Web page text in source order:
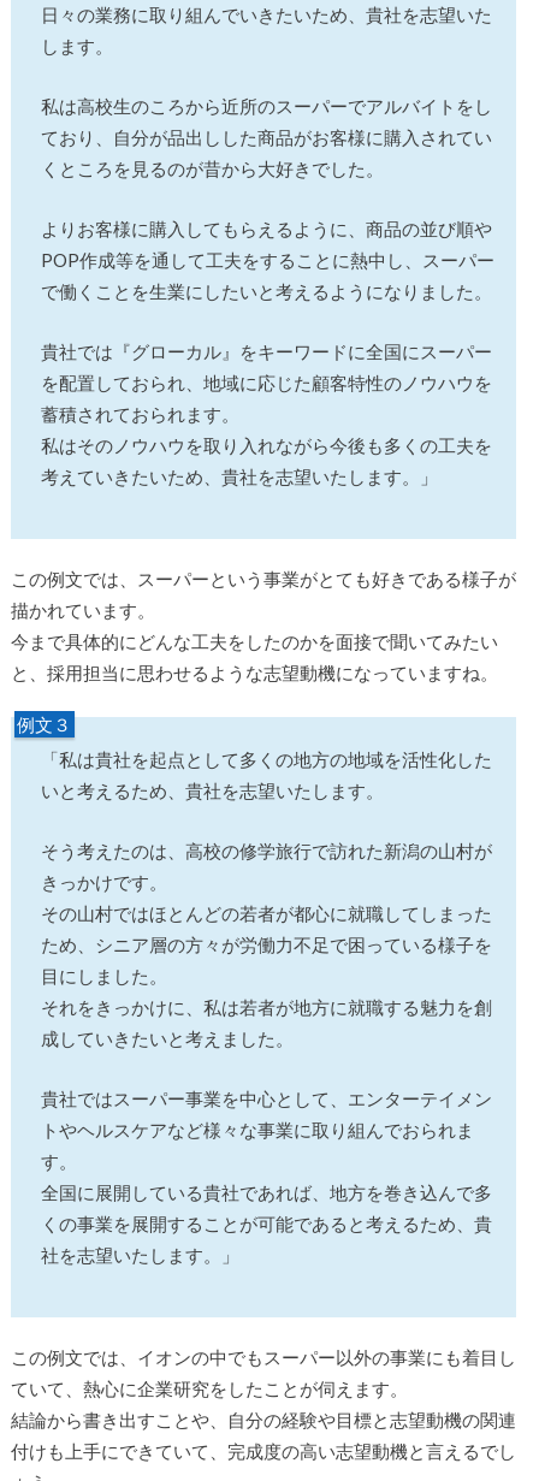
日々の業務に取り組んでいきたいため、貴社を志望いた
します。
私は高校生のころから近所のスーパーでアルバイトをし
ており、自分が品出しした商品がお客様に購入されてい
くところを見るのが昔から大好きでした。
よりお客様に購入してもらえるように、商品の並び順や
POP作成等を通して工夫をすることに熱中し、スーパー
で働くことを生業にしたいと考えるようになりました。
貴社では『グローカル』をキーワードに全国にスーパー
を配置しておられ、地域に応じた顧客特性のノウハウを
蓄積されておられます。
私はそのノウハウを取り入れながら今後も多くの工夫を
考えていきたいため、貴社を志望いたします。」
この例文では、スーパーという事業がとても好きである様子が
描かれています。
今まで具体的にどんな工夫をしたのかを面接で聞いてみたい
と、採用担当に思わせるような志望動機になっていますね。
例文３
「私は貴社を起点として多くの地方の地域を活性化した
いと考えるため、貴社を志望いたします。
そう考えたのは、高校の修学旅行で訪れた新潟の山村が
きっかけです。
その山村ではほとんどの若者が都心に就職してしまった
ため、シニア層の方々が労働力不足で困っている様子を
目にしました。
それをきっかけに、私は若者が地方に就職する魅力を創
成していきたいと考えました。
貴社ではスーパー事業を中心として、エンターテイメン
トやヘルスケアなど様々な事業に取り組んでおられま
す。
全国に展開している貴社であれば、地方を巻き込んで多
くの事業を展開することが可能であると考えるため、貴
社を志望いたします。」
この例文では、イオンの中でもスーパー以外の事業にも着目し
ていて、熱心に企業研究をしたことが伺えます。
結論から書き出すことや、自分の経験や目標と志望動機の関連
付けも上手にできていて、完成度の高い志望動機と言えるでし